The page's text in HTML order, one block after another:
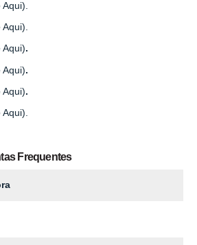
Aqui).
Aqui).
Aqui).
Aqui).
Frequentes